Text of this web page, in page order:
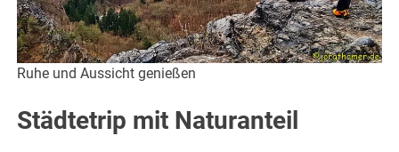
Ruhe und Aussicht genießen
Städtetrip mit Naturanteil